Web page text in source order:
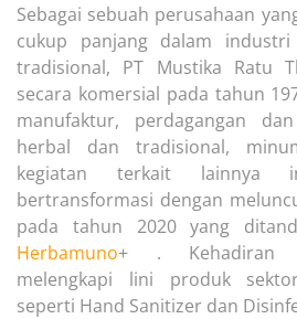
Sebagai sebuah perusahaan
cukup panjang dalam industri
tradisional, PT Mustika Ratu
secara komersial pada tahun
manufaktur, perdagangan
herbal dan tradisional,
kegiatan terkait lainnya
bertransformasi dengan
pada tahun 2020 yang
Herbamuno+ . Kehadiran
melengkapi lini produk
seperti Hand Sanitizer dan